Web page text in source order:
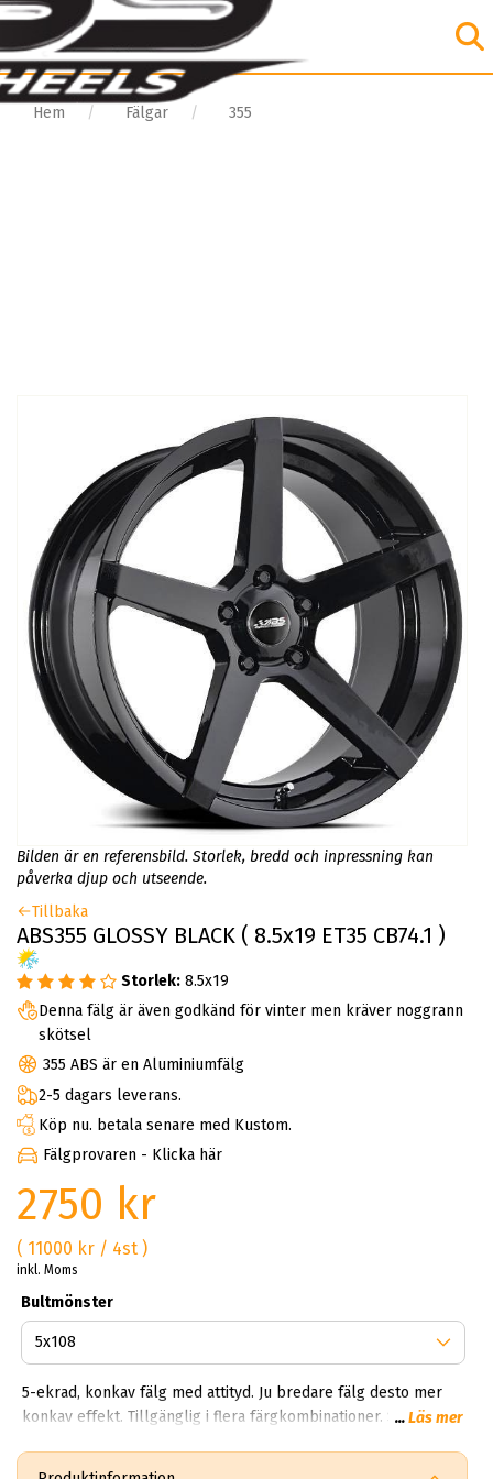
Hem Fälgar 355
Bilden är en referensbild. Storlek, bredd och inpressning kan
påverka djup och utseende.
Tillbaka
ABS355 GLOSSY BLACK ( 8.5x19 ET35 CB74.1 )
Storlek: 8.5x19
Denna fälg är även godkänd för vinter men kräver noggrann
skötsel
355 ABS är en Aluminiumfälg
2-5 dagars leverans.
Köp nu. betala senare med Kustom.
Fälgprovaren - Klicka här
2750 kr
( 11000 kr / 4st )
inkl. Moms
Bultmönster
5-ekrad, konkav fälg med attityd. Ju bredare fälg desto mer
konkav effekt. Tillgänglig i flera färgkombinationer. Svart med
...Läs mer